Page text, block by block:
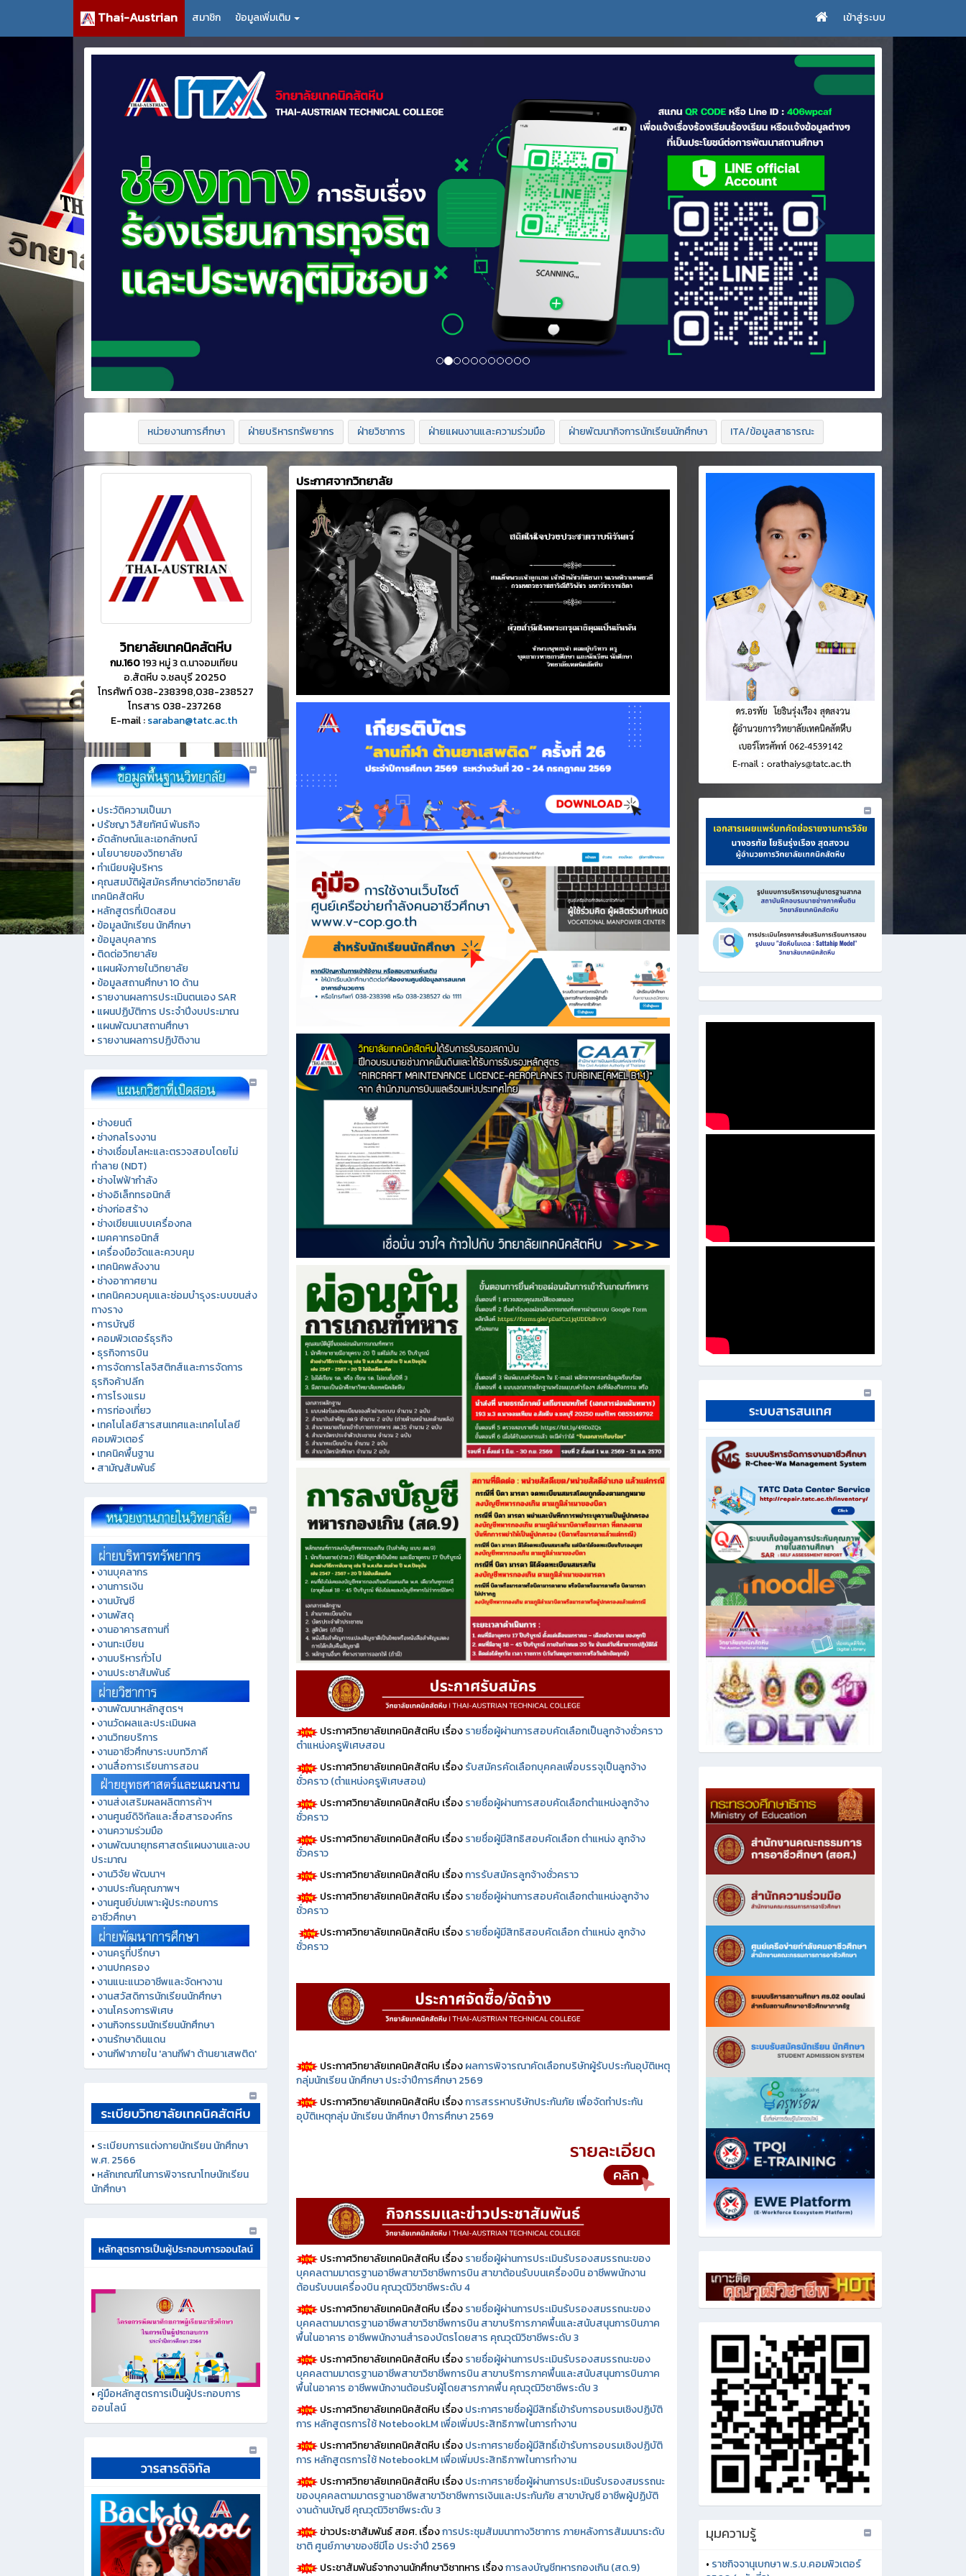
Thai-Austrian สมาชิก ข้อมูลเพิ่มเติม เข้าสู่ระบบ
หน่วยงานการศึกษา ฝ่ายบริหารทรัพยากร ฝ่ายวิชาการ ฝ่ายแผนงานและความร่วมมือ ฝ่ายพัฒนากิจการนักเรียนนักศึกษา ITA/ข้อมูลสาธารณะ
วิทยาลัยเทคนิคสัตหีบ
กม.160193 หมู่ 3 ต.นาจอมเทียน
อ.สัตหีบ จ.ชลบุรี 20250
โทรศัพท์ 038-238398,038-238527
โทรสาร 038-237268
E-mail :saraban@tatc.ac.th
• ประวัติความเป็นมา
• ปรัชญา วิสัยทัศน์ พันธกิจ
• อัตลักษณ์และเอกลักษณ์
• นโยบายของวิทยาลัย
• ทำเนียบผู้บริหาร
• คุณสมบัติผู้สมัครศึกษาต่อวิทยาลัย
เทคนิคสัตหีบ
• หลักสูตรที่เปิดสอน
• ข้อมูลนักเรียน นักศึกษา
• ข้อมูลบุคลากร
• ติดต่อวิทยาลัย
• แผนผังภายในวิทยาลัย
• ข้อมูลสถานศึกษา 10 ด้าน
• รายงานผลการประเมินตนเอง SAR
• แผนปฏิบัติการ ประจำปีงบประมาณ
• แผนพัฒนาสถานศึกษา
• รายงานผลการปฏิบัติงาน
• ช่างยนต์
• ช่างกลโรงงาน
• ช่างเชื่อมโลหะและตรวจสอบโดยไม่
ทำลาย (NDT)
• ช่างไฟฟ้ากำลัง
• ช่างอิเล็กทรอนิกส์
• ช่างก่อสร้าง
• ช่างเขียนแบบเครื่องกล
• เมคคาทรอนิกส์
• เครื่องมือวัดและควบคุม
• เทคนิคพลังงาน
• ช่างอากาศยาน
• เทคนิคควบคุมและซ่อมบำรุงระบบขนส่ง
ทางราง
•การบัญชี
• คอมพิวเตอร์ธุรกิจ
• ธุรกิจการบิน
•การจัดการโลจิสติกส์และการจัดการ
ธุรกิจค้าปลีก
•การโรงแรม
•การท่องเที่ยว
• เทคโนโลยีสารสนเทศและเทคโนโลยี
คอมพิวเตอร์
• เทคนิคพื้นฐาน
• สามัญสัมพันธ์
•งานบุคลากร
•งานการเงิน
•งานบัญชี
•งานพัสดุ
•งานอาคารสถานที่
•งานทะเบียน
•งานบริหารทั่วไป
•งานประชาสัมพันธ์
•งานพัฒนาหลักสูตรฯ
•งานวัดผลและประเมินผล
•งานวิทยบริการ
•งานอาชีวศึกษาระบบทวิภาคี
•งานสื่อการเรียนการสอน
•งานส่งเสริมผลผลิตการค้าฯ
•งานศูนย์ดิจิทัลและสื่อสารองค์กร
•งานความร่วมมือ
•งานพัฒนายุทธศาสตร์แผนงานและงบ
ประมาณ
•งานวิจัย พัฒนาฯ
•งานประกันคุณภาพฯ
•งานศูนย์บ่มเพาะผู้ประกอบการ
อาชีวศึกษา
•งานครูที่ปรึกษา
•งานปกครอง
•งานแนะแนวอาชีพและจัดหางาน
•งานสวัสดิการนักเรียนนักศึกษา
•งานโครงการพิเศษ
•งานกิจกรรมนักเรียนนักศึกษา
•งานรักษาดินแดน
•งานกีฬาภายใน 'ลานกีฬา ต้านยาเสพติด'
• ระเบียบการแต่งกายนักเรียน นักศึกษา
พ.ศ. 2566
• หลักเกณฑ์ในการพิจารณาโทษนักเรียน
นักศึกษา
• คู่มือหลักสูตรการเป็นผู้ประกอบการ
ออนไลน์
ประกาศจากวิทยาลัย
ประกาศวิทยาลัยเทคนิคสัตหีบ เรื่องรายชื่อผู้ผ่านการสอบคัดเลือกเป็นลูกจ้างชั่วคราว
ตำแหน่งครูพิเศษสอน
ประกาศวิทยาลัยเทคนิคสัตหีบ เรื่องรับสมัครคัดเลือกบุคคลเพื่อบรรจุเป็นลูกจ้าง
ชั่วคราว (ตำแหน่งครูพิเศษสอน)
ประกาศวิทยาลัยเทคนิคสัตหีบ เรื่องรายชื่อผู้ผ่านการสอบคัดเลือกตำแหน่งลูกจ้าง
ชั่วคราว
ประกาศวิทยาลัยเทคนิคสัตหีบ เรื่องรายชื่อผู้มีสิทธิสอบคัดเลือก ตำแหน่ง ลูกจ้าง
ชั่วคราว
ประกาศวิทยาลัยเทคนิคสัตหีบ เรื่องการรับสมัครลูกจ้างชั่วคราว
ประกาศวิทยาลัยเทคนิคสัตหีบ เรื่องรายชื่อผู้ผ่านการสอบคัดเลือกตำแหน่งลูกจ้าง
ชั่วคราว
ประกาศวิทยาลัยเทคนิคสัตหีบ เรื่องรายชื่อผู้มีสิทธิสอบคัดเลือก ตำแหน่ง ลูกจ้าง
ชั่วคราว
ประกาศวิทยาลัยเทคนิคสัตหีบ เรื่องผลการพิจารณาคัดเลือกบริษัทผู้รับประกันอุบัติเหตุ
กลุ่มนักเรียน นักศึกษา ประจำปีการศึกษา 2569
ประกาศวิทยาลัยเทคนิคสัตหีบ เรื่องการสรรหาบริษัทประกันภัย เพื่อจัดทำประกัน
อุบัติเหตุกลุ่ม นักเรียน นักศึกษา ปีการศึกษา 2569
ประกาศวิทยาลัยเทคนิคสัตหีบ เรื่องรายชื่อผู้ผ่านการประเมินรับรองสมรรถนะของ
บุคคลตามมาตรฐานอาชีพสาขาวิชาชีพการบิน สาขาต้อนรับบนเครื่องบิน อาชีพพนักงาน
ต้อนรับบนเครื่องบิน คุณวุฒิวิชาชีพระดับ 4
ประกาศวิทยาลัยเทคนิคสัตหีบ เรื่องรายชื่อผู้ผ่านการประเมินรับรองสมรรถนะของ
บุคคลตามมาตรฐานอาชีพสาขาวิชาชีพการบิน สาขาบริการภาคพื้นและสนับสนุนการบินภาค
พื้นในอาคาร อาชีพพนักงานสำรองบัตรโดยสาร คุณวุฒิวิชาชีพระดับ 3
ประกาศวิทยาลัยเทคนิคสัตหีบ เรื่องรายชื่อผู้ผ่านการประเมินรับรองสมรรถนะของ
บุคคลตามมาตรฐานอาชีพสาขาวิชาชีพการบิน สาขาบริการภาคพื้นและสนับสนุนการบินภาค
พื้นในอาคาร อาชีพพนักงานต้อนรับผู้โดยสารภาคพื้น คุณวุฒิวิชาชีพระดับ 3
ประกาศวิทยาลัยเทคนิคสัตหีบ เรื่องประกาศรายชื่อผู้มีสิทธิ์เข้ารับการอบรมเชิงปฏิบัติ
การ หลักสูตรการใช้ NotebookLM เพื่อเพิ่มประสิทธิภาพในการทำงาน
ประกาศวิทยาลัยเทคนิคสัตหีบ เรื่องประกาศรายชื่อผู้มีสิทธิ์เข้ารับการอบรมเชิงปฏิบัติ
การ หลักสูตรการใช้ NotebookLM เพื่อเพิ่มประสิทธิภาพในการทำงาน
ประกาศวิทยาลัยเทคนิคสัตหีบ เรื่องประกาศรายชื่อผู้ผ่านการประเมินรับรองสมรรถนะ
ของบุคคลตามมาตรฐานอาชีพสาขาวิชาชีพการเงินและประกันภัย สาขาบัญชี อาชีพผู้ปฏิบัติ
งานด้านบัญชี คุณวุฒิวิชาชีพระดับ 3
ข่าวประชาสัมพันธ์ สอศ.เรื่องการประชุมสัมมนาทางวิชาการ ภายหลังการสัมมนาระดับ
ชาติ ศูนย์ภาษาของซีมีโอ ประจำปี 2569
ประชาสัมพันธ์จากงานนักศึกษาวิชาทหาร เรื่องการลงบัญชีทหารกองเกิน (สด.9)
มุมความรู้
• ราชกิจจานุเบกษา พ.ร.บ.คอมพิวเตอร์